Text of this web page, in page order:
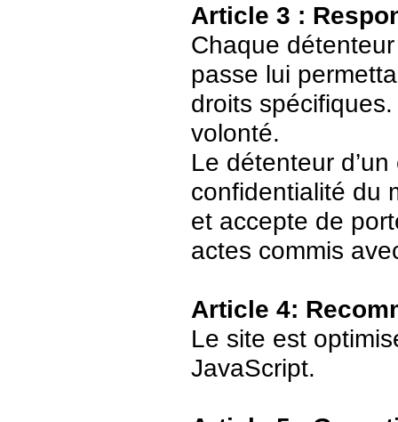
Article 3 :
Chaque
passe lui
droits
volonté.
Le détenteur
confidentialité du
et accepte de
actes commis
Article 4:
Le site est
JavaScript.